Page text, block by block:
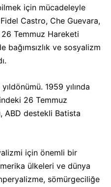
için mücadeleyle
Castro, Che Guevara,
Temmuz Hareketi
ve sosyalizm
1959 yılında
26 Temmuz
ABD destekli Batista
için önemli bir
ülkeleri ve dünya
sömürgeciliğe